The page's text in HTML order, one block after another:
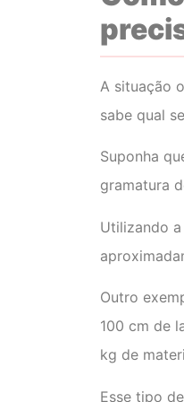
A situação
sabe qual
Suponha
gramatura
Utilizando
Outro
100 cm de
kg de
Esse tipo